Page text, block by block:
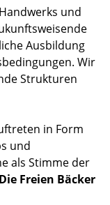
und
Ausbildung
Wir
Strukturen
in Form
und
als Stimme der
Die Freien Bäcker